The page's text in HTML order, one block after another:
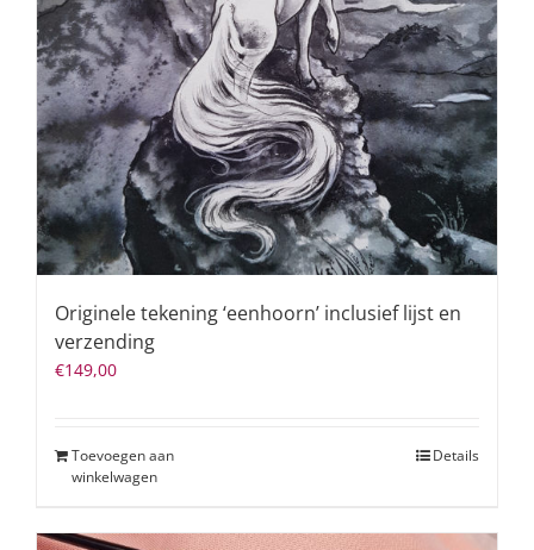
Originele tekening ‘eenhoorn’ inclusief lijst en
verzending
€149,00
Toevoegen aan
winkelwagen
Details